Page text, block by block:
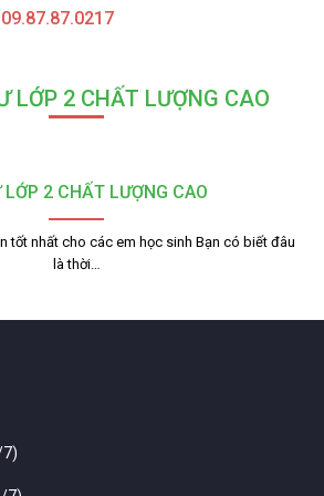
LỚP 2 CHẤT LƯỢNG CAO
LỚP 2 CHẤT LƯỢNG CAO
tốt nhất cho các em học sinh Bạn có biết đâu
là thời…